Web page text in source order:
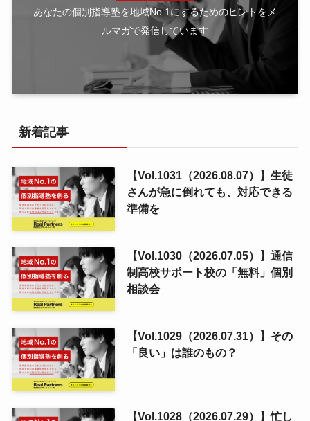
あなたの個別指導塾を地域No.1にするためのヒントをメ
ルマガで発信しています
新着記事
【Vol.1031（2026.08.07）】生徒
さんが急に倒れても、対応できる
準備を
【Vol.1030（2026.07.05）】通信
制高校サポート校の「無料」個別
相談会
【Vol.1029（2026.07.31）】その
「良い」は誰のもの？
【Vol.1028（2026.07.29）】忙し